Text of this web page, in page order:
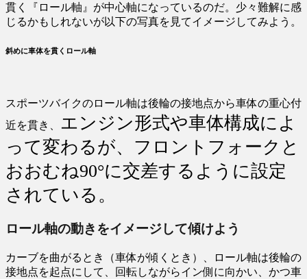
貫く『ロール軸』が中心軸になっているのだ。少々難解に感
じるかもしれないが以下の写真を見てイメージしてみよう。
斜めに車体を貫くロール軸
スポーツバイクのロール軸は後輪の接地点から車体の重心付
近を貫き、
エンジン形式や車体構成によ
って変わるが、 フロントフォークと
おおむね90°に交差するように設定
されている。
ロール軸の動きをイメージして傾けよう
カーブを曲がるとき（車体が傾くとき）、ロール軸は後輪の
接地点を起点にして、回転しながらイン側に向かい、かつ車